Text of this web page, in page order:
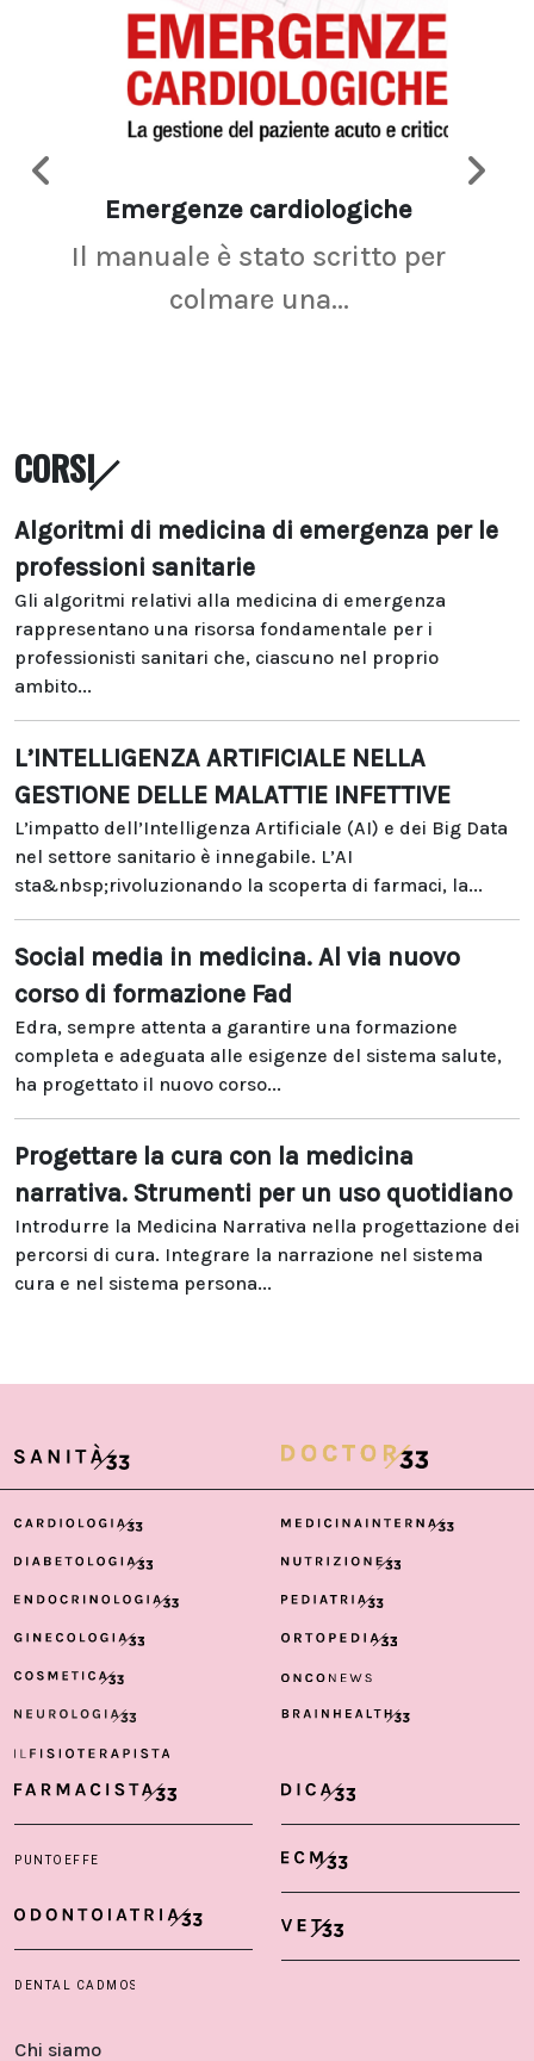
Emergenze cardiologiche
Il manuale è stato scritto per
colmare una...
CORSI
Algoritmi di medicina di emergenza per le
professioni sanitarie
Gli algoritmi relativi alla medicina di emergenza
rappresentano una risorsa fondamentale per i
professionisti sanitari che, ciascuno nel proprio
ambito...
L’INTELLIGENZA ARTIFICIALE NELLA
GESTIONE DELLE MALATTIE INFETTIVE
L’impatto dell’Intelligenza Artificiale (AI) e dei Big Data
nel settore sanitario è innegabile. L’AI
sta&nbsp;rivoluzionando la scoperta di farmaci, la...
Social media in medicina. Al via nuovo
corso di formazione Fad
Edra, sempre attenta a garantire una formazione
completa e adeguata alle esigenze del sistema salute,
ha progettato il nuovo corso...
Progettare la cura con la medicina
narrativa. Strumenti per un uso quotidiano
Introdurre la Medicina Narrativa nella progettazione dei
percorsi di cura. Integrare la narrazione nel sistema
cura e nel sistema persona...
Chi siamo